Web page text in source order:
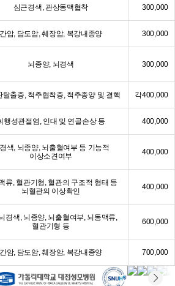
심근경색, 관상동맥협착 300,000
간암, 담도암, 췌장암, 복강내종양 300,000
뇌종양, 뇌경색 300,000
탈출증, 척추협착증, 척추종양 및 결핵 각400,000
행성관절염, 인대 및 연골손상 등 400,000
색, 뇌종양, 뇌출혈여부 등 기능적
이상소견여부
400,000
류, 혈관기형, 혈관의 구조적 형태 등
뇌혈관의 이상확인
400,000
경색, 뇌종양, 뇌출혈여부, 뇌동맥류,
혈관기형 등
600,000
간암, 담도암, 췌장암, 복강내종양 700,000